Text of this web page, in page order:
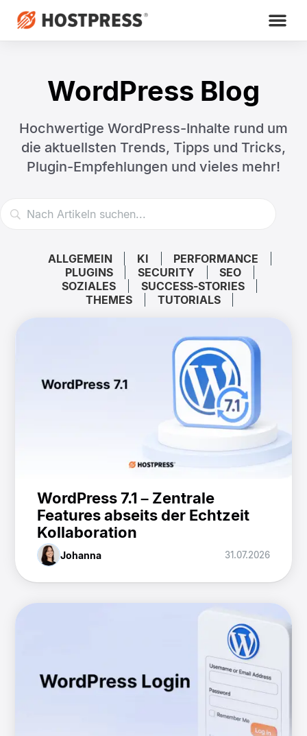
WordPress Blog
Hochwertige WordPress-Inhalte rund um
die aktuellsten Trends, Tipps und Tricks,
Plugin-Empfehlungen und vieles mehr!
ALLGEMEIN KI
PERFORMANCE
PLUGINS
SECURITY
SEO
SOZIALES
SUCCESS-STORIES
THEMES
TUTORIALS
WordPress 7.1 – Zentrale
Features abseits der Echtzeit
Kollaboration
Johanna 31.07.2026